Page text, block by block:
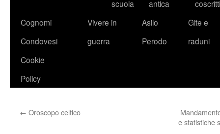
scuola
antica
coscritti
Cognomi
Condovesi
Vivere in
guerra
Asilo
Perodo
Gite e
raduni
Cookie
Policy
← Oroscopo celtico
e statistiche